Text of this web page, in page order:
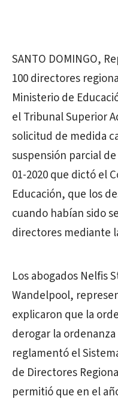
SANTO DOMINGO,
100 directores
Ministerio de
el Tribunal Superior
solicitud de medida
suspensión parcial
01-2020 que dictó el
Educación, que los
cuando habían sido
directores mediante
Los abogados Nelfis
Wandelpool,
explicaron que la
derogar la
reglamentó el
de Directores
permitió que en el